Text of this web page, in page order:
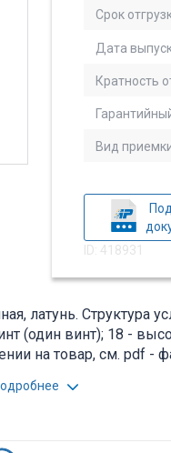
Срок
Дата
Кратность
Вид
ID: 418931
латунь. Структура
(один винт); 18 -
на товар, см. pdf -
на товар, см. pdf -